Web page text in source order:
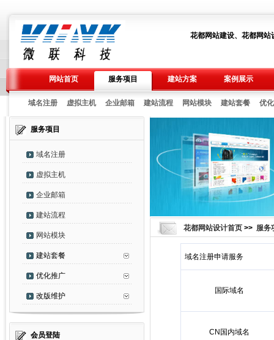
花都网站建设、花都网
网站首页 服务项目 建站方案 案例展示
域名注册 虚拟主机 企业邮箱 建站流程 网站模块 建站套餐 优
服务项目
域名注册
虚拟主机
企业邮箱
建站流程
网站模块
建站套餐
优化推广
改版维护
会员登陆
花都网站设计首页 >> 服务
域名注册申请服务
国际域名
CN国内域名